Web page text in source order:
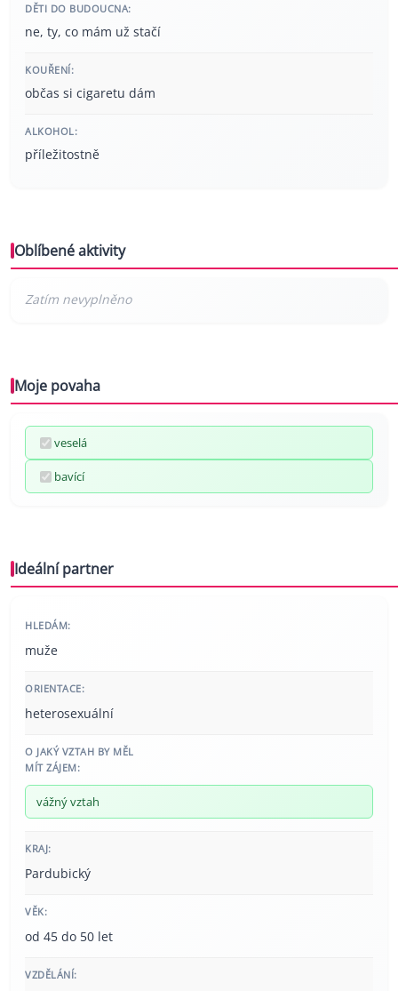
DĚTI DO BUDOUCNA:
ne, ty, co mám už stačí
KOUŘENÍ:
občas si cigaretu dám
ALKOHOL:
příležitostně
Oblíbené aktivity
Moje povaha
veselá
bavící
Ideální partner
HLEDÁM:
muže
ORIENTACE:
heterosexuální
O JAKÝ VZTAH BY MĚL
MÍT ZÁJEM:
vážný vztah
KRAJ:
Pardubický
VĚK:
od 45 do 50 let
VZDĚLÁNÍ: